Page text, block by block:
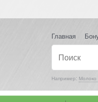
Главная
Например: